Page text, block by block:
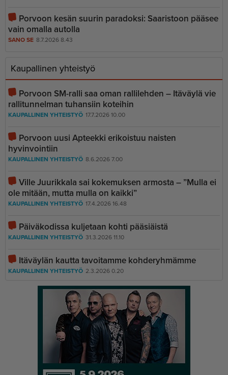
Porvoon kesän suurin paradoksi: Saaristoon pääsee
vain omalla autolla
SANO SE 8.7.2026 8.43
Kaupallinen yhteistyö
Porvoon SM-ralli saa oman rallilehden – Itäväylä vie
rallitunnelman tuhansiin koteihin
KAUPALLINEN YHTEISTYÖ 17.7.2026 10.00
Porvoon uusi Apteekki erikoistuu naisten
hyvinvointiin
KAUPALLINEN YHTEISTYÖ 8.6.2026 7.00
Ville Juurikkala sai kokemuksen armosta – ”Mulla ei
ole mitään, mutta mulla on kaikki”
KAUPALLINEN YHTEISTYÖ 17.4.2026 16.48
Päiväkodissa kuljetaan kohti pääsiäistä
KAUPALLINEN YHTEISTYÖ 31.3.2026 11.10
Itäväylän kautta tavoitamme kohderyhmämme
KAUPALLINEN YHTEISTYÖ 2.3.2026 0.20